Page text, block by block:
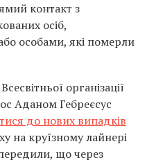
контакт з
осіб,
особами, які померли
організації
Аданом Гебреєсус
до нових випадків
на круїзному лайнері
що через